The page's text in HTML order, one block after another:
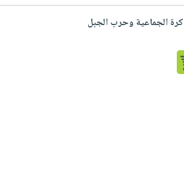
الجماعية وحرب الجبل